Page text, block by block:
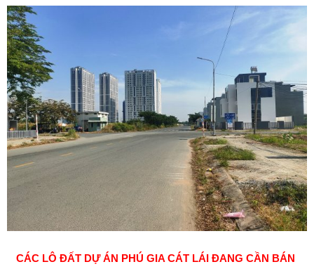
CÁC LÔ ĐẤT DỰ ÁN PHÚ GIA CÁT LÁI ĐANG CẦN BÁN